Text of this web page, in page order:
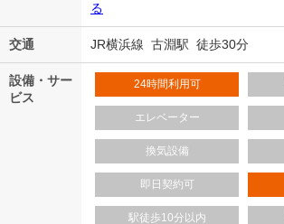
る
交通 JR横浜線 古淵駅 徒歩30分
設備・サー
ビス
24時間利用可
エレベーター
換気設備
即日契約可
駅徒歩10分以内